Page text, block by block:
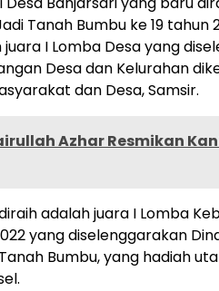
Tanah Bumbu ke 19 tahun
I Lomba Desa yang
Desa dan Kelurahan
dan Desa, Samsir.
Azhar Resmikan
adalah juara I Lomba
yang diselenggarakan
Bumbu, yang hadiah